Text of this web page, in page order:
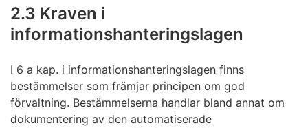
2.3 Kraven i
informationshanteringslagen
I 6 a kap. i informationshanteringslagen finns
bestämmelser som främjar principen om god
förvaltning. Bestämmelserna handlar bland annat om
dokumentering av den automatiserade